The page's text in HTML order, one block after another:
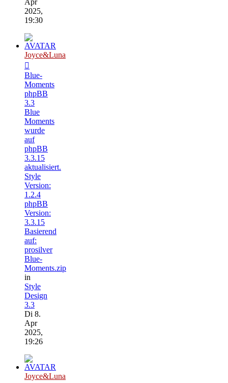
Apr
2025,
19:30
Joyce&Luna
Blue-
Moments
phpBB
3.3
Blue
Moments
wurde
auf
phpBB
3.3.15
aktualisiert.
Style
Version:
1.2.4
phpBB
Version:
3.3.15
Basierend
auf:
prosilver
Blue-
Moments.zip
in
Style
Design
3.3
Di 8.
Apr
2025,
19:26
Joyce&Luna